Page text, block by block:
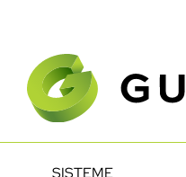
SISTEME